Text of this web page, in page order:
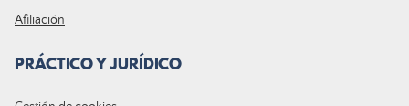
Afiliación
PRÁCTICO Y JURÍDICO